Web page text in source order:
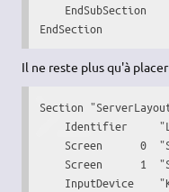
    EndSubSection
EndSection
Il ne reste plus qu'à
Section
Identifier
Screen      0
Screen      1
InputDevice